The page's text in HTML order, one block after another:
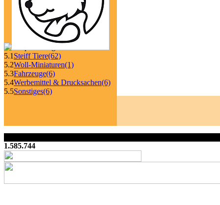
5.1 Steiff Tiere(62)
5.2Woll-Miniaturen(1)
5.3Fahrzeuge(6)
5.4Werbemittel & Drucksachen(6)
5.5Sonstiges(6)
1.585.744